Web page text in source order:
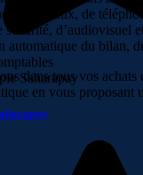
automatique du bilan,
de réseaux, de
sécurité, d’audiovisuel
dans tous vos achats
en vous proposant